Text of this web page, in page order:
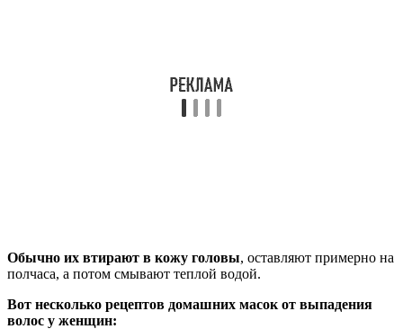
Обычно их втирают в кожу головы, оставляют примерно на
полчаса, а потом смывают теплой водой.
Вот несколько рецептов домашних масок от выпадения
волос у женщин: